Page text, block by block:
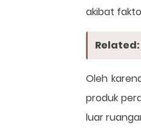
akibat
Related:
Oleh
produk
luar